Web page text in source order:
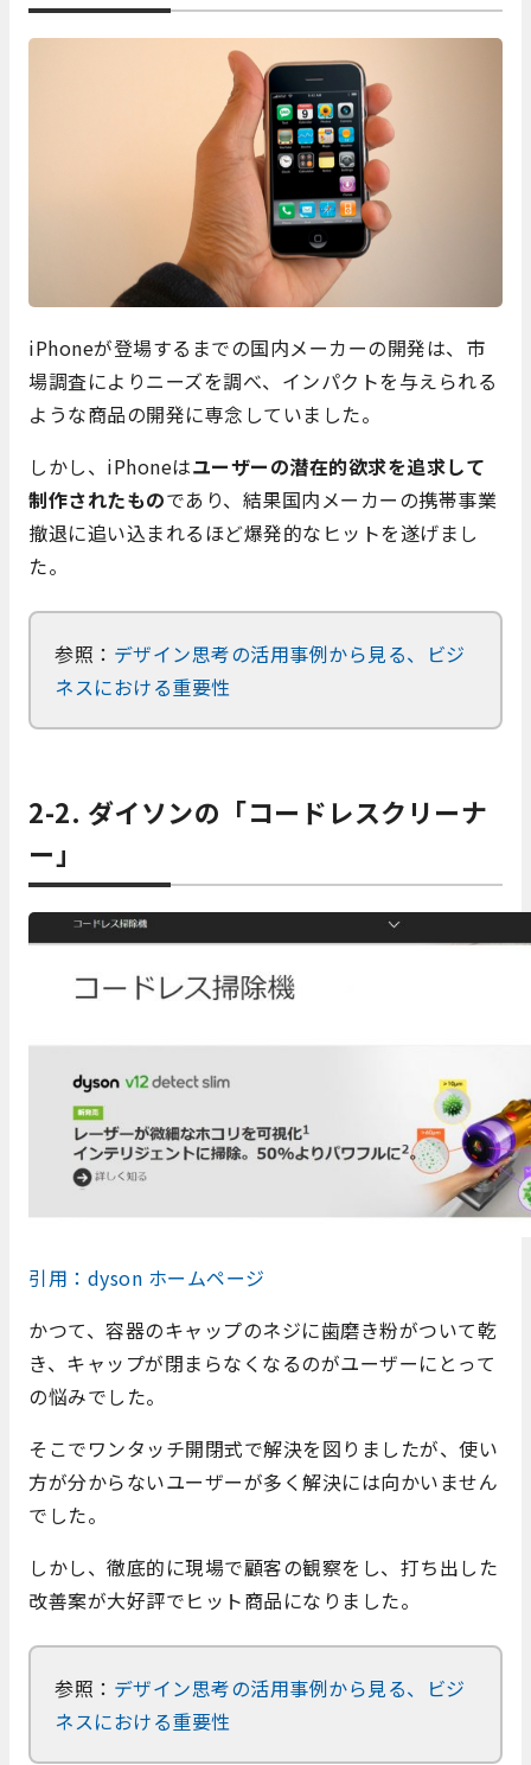
iPhoneが登場するまでの国内メーカーの開発は、市
場調査によりニーズを調べ、インパクトを与えられる
ような商品の開発に専念していました。
しかし、iPhoneはユーザーの潜在的欲求を追求して
制作されたものであり、結果国内メーカーの携帯事業
撤退に追い込まれるほど爆発的なヒットを遂げまし
た。
参照： デザイン思考の活用事例から見る、ビジ
ネスにおける重要性
2-2. ダイソンの「コードレスクリーナ
ー」
引用：dyson ホームページ
かつて、容器のキャップのネジに歯磨き粉がついて乾
き、キャップが閉まらなくなるのがユーザーにとって
の悩みでした。
そこでワンタッチ開閉式で解決を図りましたが、使い
方が分からないユーザーが多く解決には向かいません
でした。
しかし、徹底的に現場で顧客の観察をし、打ち出した
改善案が大好評でヒット商品になりました。
参照： デザイン思考の活用事例から見る、ビジ
ネスにおける重要性